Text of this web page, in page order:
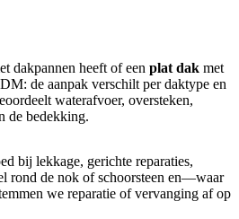
dakpannen heeft of een plat dak met
de aanpak verschilt per daktype en
waterafvoer, oversteken,
de bedekking.
bij lekkage, gerichte reparaties,
rond de nok of schoorsteen en—waar
we reparatie of vervanging af op